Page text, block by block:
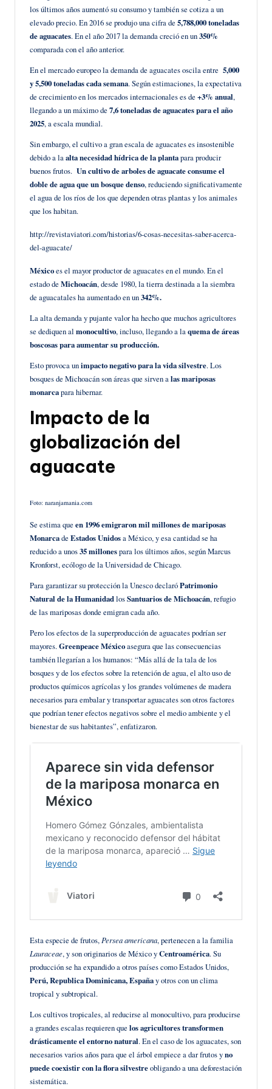
los últimos años aumentó su consumo y también se cotiza a un
elevado precio. En 2016 se produjo una cifra de 5,788,000 toneladas
de aguacates. En el año 2017 la demanda creció en un350%
comparada con el año anterior.
En el mercado europeo la demanda de aguacates oscila entre 5,000
y 5,500 toneladas cada semana. Según estimaciones, la expectativa
de crecimiento en los mercados internacionales es de +3% anual,
llegando a un máximo de 7,6 toneladas de aguacates para el año
2025, a escala mundial.
Sin embargo, el cultivo a gran escala de aguacates es insostenible
debido a laalta necesidad hídrica de la plantapara producir
buenos frutos. Un cultivo de arboles de aguacateconsume el
doble de agua que un bosque denso, reduciendo significativamente
el agua de los ríos de los que dependen otras plantas y los animales
que los habitan.
http://revistaviatori.com/historias/6-cosas-necesitas-saber-acerca-
del-aguacate/
Méxicoes el mayor productor de aguacates en el mundo. En el
estado de Michoacán, desde 1980, la tierra destinada a la siembra
de aguacatales ha aumentado en un342%.
La alta demanda y pujante valor ha hecho que muchos agricultores
se dediquen al monocultivo, incluso, llegando a laquema de áreas
boscosas para aumentar su producción.
Esto provoca unimpacto negativo para la vida silvestre. Los
bosques de Michoacán son áreas que sirven alas mariposas
monarcapara hibernar.
Impacto de la
globalización del
aguacate
Foto: naranjamania.com
Se estima que en 1996 emigraron mil millones de mariposas
Monarcade Estados Unidosa México, y esa cantidad se ha
reducido a unos35 millonespara los últimos años, según Marcus
Kronforst, ecólogo de la Universidad de Chicago.
Para garantizar su protección la Unesco declaróPatrimonio
Natural de la HumanidadlosSantuarios de Michoacán, refugio
de las mariposas donde emigran cada año.
Pero los efectos de la superproducción de aguacates podrían ser
mayores.Greenpeace Méxicoasegura que las consecuencias
también llegarían a los humanos: “Más allá de la tala de los
bosques y de los efectos sobre la retención de agua, el alto uso de
productos químicos agrícolas y los grandes volúmenes de madera
necesarios para embalar y transportar aguacates son otros factores
que podrían tener efectos negativos sobre el medio ambiente y el
bienestar de sus habitantes”, enfatizaron.
Esta especie de frutos, Persea americana, pertenecen a la familia
Lauraceae, y son originarios de México yCentroamérica. Su
producción se ha expandido a otros países como Estados Unidos,
Perú, Republica Dominicana, Españay otros con un clima
tropical y subtropical.
Los cultivos tropicales, al reducirse al monocultivo, para producirse
a grandes escalas requieren que los agricultores transformen
drásticamente el entorno natural. En el caso de los aguacates, son
necesarios varios años para que el árbol empiece a dar frutos yno
puede coexistir con la flora silvestreobligando a una deforestación
sistemática.